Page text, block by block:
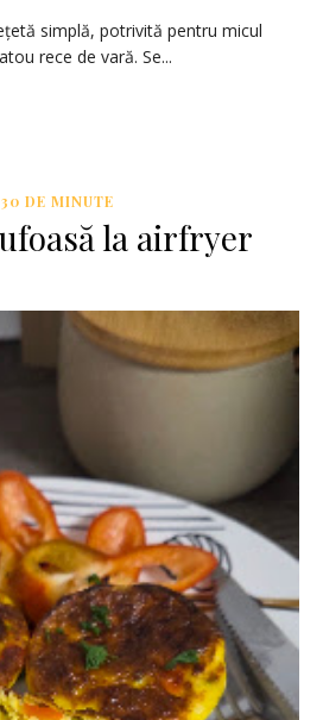
simplă, potrivită pentru micul
rece de vară. Se...
30 DE MINUTE
la airfryer